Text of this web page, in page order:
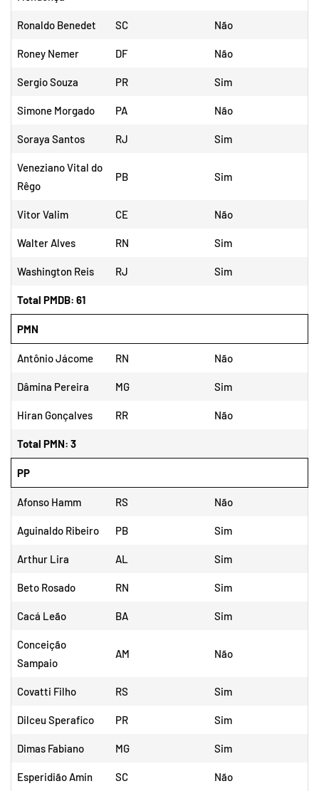
Ronaldo Benedet SC Não
Roney Nemer DF Não
Sergio Souza PR Sim
Simone Morgado PA Não
Soraya Santos RJ Sim
Veneziano Vital do
Rêgo
PB Sim
Vitor Valim CE Não
Walter Alves RN Sim
Washington Reis RJ Sim
Total PMDB: 61
PMN
Antônio Jácome RN Não
Dâmina Pereira MG Sim
Hiran Gonçalves RR Não
Total PMN: 3
PP
Afonso Hamm RS Não
Aguinaldo Ribeiro PB Sim
Arthur Lira AL Sim
Beto Rosado RN Sim
Cacá Leão BA Sim
Conceição
Sampaio
AM Não
Covatti Filho RS Sim
Dilceu Sperafico PR Sim
Dimas Fabiano MG Sim
Esperidião Amin SC Não